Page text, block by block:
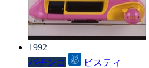
1992
パチンコ
ビスティ